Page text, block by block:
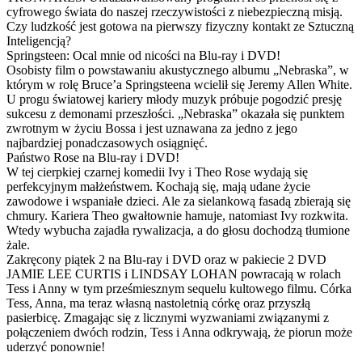
cyfrowego świata do naszej rzeczywistości z niebezpieczną misją.
Czy ludzkość jest gotowa na pierwszy fizyczny kontakt ze Sztuczną
Inteligencją?
Springsteen: Ocal mnie od nicości na Blu-ray i DVD!
Osobisty film o powstawaniu akustycznego albumu „Nebraska”, w
którym w rolę Bruce’a Springsteena wcielił się Jeremy Allen White.
U progu światowej kariery młody muzyk próbuje pogodzić presję
sukcesu z demonami przeszłości. „Nebraska” okazała się punktem
zwrotnym w życiu Bossa i jest uznawana za jedno z jego
najbardziej ponadczasowych osiągnięć.
Państwo Rose na Blu-ray i DVD!
W tej cierpkiej czarnej komedii Ivy i Theo Rose wydają się
perfekcyjnym małżeństwem. Kochają się, mają udane życie
zawodowe i wspaniałe dzieci. Ale za sielankową fasadą zbierają się
chmury. Kariera Theo gwałtownie hamuje, natomiast Ivy rozkwita.
Wtedy wybucha zajadła rywalizacja, a do głosu dochodzą tłumione
żale.
Zakręcony piątek 2 na Blu-ray i DVD oraz w pakiecie 2 DVD
JAMIE LEE CURTIS i LINDSAY LOHAN powracają w rolach
Tess i Anny w tym prześmiesznym sequelu kultowego filmu. Córka
Tess, Anna, ma teraz własną nastoletnią córkę oraz przyszłą
pasierbicę. Zmagając się z licznymi wyzwaniami związanymi z
połączeniem dwóch rodzin, Tess i Anna odkrywają, że piorun może
uderzyć ponownie!